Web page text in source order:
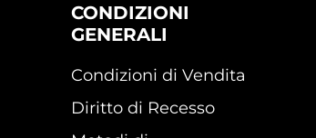
CONDIZIONI
GENERALI
Condizioni di Vendita
Diritto di Recesso